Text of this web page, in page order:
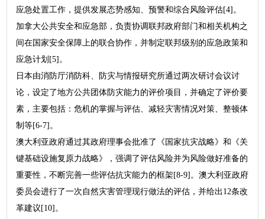
应急处置工作，提供发展态势感知、预警和综合风险评估[4]。
加拿大公共安全和应急部，负责协调联邦政府部门和相关机构之
间在国家安全保障上的联合协作，并制定联邦级别的应急政策和
应急计划[5]。
日本由消防厅消防科、防灾与情报研究所通过两次研讨会议讨
论，设定了地方公共团体防灾能力的评价项目，并确定了评价要
素，主要包括：危机的掌握与评估、减轻灾害情况对策、整顿体
制等[6-7]。
澳大利亚政府通过其政府理事会批准了《国家抗灾战略》和《关
键基础设施复原力战略》，强调了评估风险并为风险做好准备的
重要性，不断完善一些评估抗灾能力的框架[8-9]。澳大利亚政府
委员会进行了一次自然灾害管理现行做法的评估，并给出12条改
革建议[10]。